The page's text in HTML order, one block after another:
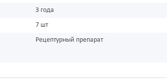
3 года
7 шт
Рецептурный препарат